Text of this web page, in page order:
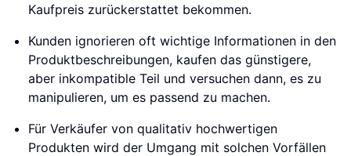
Kaufpreis zurückerstattet bekommen.
Kunden ignorieren oft wichtige Informationen in den
Produktbeschreibungen, kaufen das günstigere,
aber inkompatible Teil und versuchen dann, es zu
manipulieren, um es passend zu machen.
Für Verkäufer von qualitativ hochwertigen
Produkten wird der Umgang mit solchen Vorfällen